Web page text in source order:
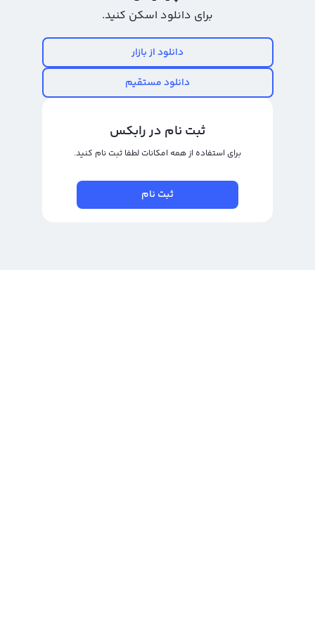
رابکس،‌خرید مونرو با احراز هویت انجام می‌شود. این امر برای جلوگیری از اتفاق‌های
احتمالی مانند پولشویی است. بنابراین بیشتر صرافی‌ها برای جلوگیری از این
اتفاق‌ها، احراز هویت خود را اجباری کرده‌اند. کاربران برای خرید مونرو از تمامی
پلتفرم‌های مبادله ارز دیجیتال باید احراز هویت کنند. پلتفرم مبادله ارز دیجیتال
رابکس با آنلاین کردن فرآیند احراز هویت و افزایش سرعت تایید حساب‌های کاربری،
مهم است. خوشبختانه چند است که در صرافی های ارز دیجیتال به راحتی می‌توانید
به تبدیل مونرو به تومان بپردازید. رابکس از اولین صرافی های ارز دیجیتال است که از
برای دانلود اسکن کنید.
دانلود از بازار
دانلود مستقیم
ثبت نام در رابکس
برای استفاده از همه امکانات لطفا ثبت نام کنید.
ثبت نام